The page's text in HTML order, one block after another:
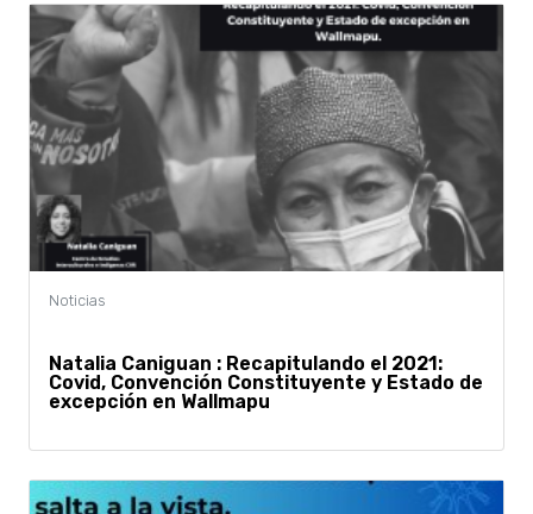
Natalia Caniguan : Recapitulando el 2021:
Covid, Convención Constituyente y Estado de
excepción en Wallmapu